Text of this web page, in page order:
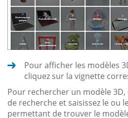
Pour afficher les modèles
cliquez sur la vignette
Pour rechercher un modèle 3D,
de recherche et saisissez le ou
permettant de trouver le